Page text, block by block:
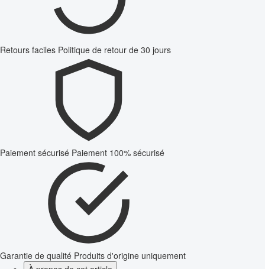
Retours faciles Politique de retour de 30 jours
Paiement sécurisé Paiement 100% sécurisé
Garantie de qualité Produits d'origine uniquement